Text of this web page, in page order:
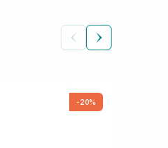
-20%